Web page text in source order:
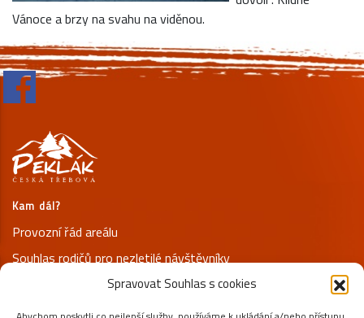
Spravovat Souhlas s cookies
Vánoce a brzy na svahu na viděnou.
Kam dál?
Provozní řád areálu
Souhlas rodičů pro nezletilé návštěvníky
Prohlášení o ochraně osobních údajů